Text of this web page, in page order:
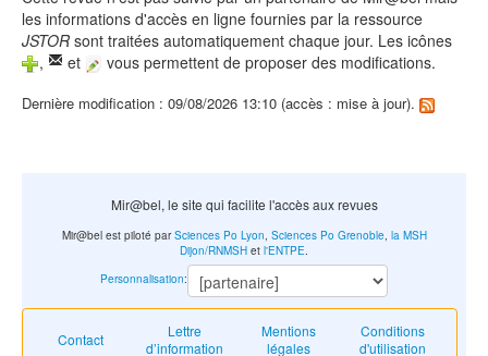
les informations d'accès en ligne fournies par la ressource
JSTOR sont traitées automatiquement chaque jour. Les icônes
,
et vous permettent de proposer des modifications.
Dernière modification : 09/08/2026 13:10 (accès : mise à jour).
Mir@bel, le site qui facilite l'accès aux revues
Contact
Lettre
d’information
Mentions
légales
Conditions
d'utilisation
Mir@bel est piloté parSciences Po Lyon, Sciences Po Grenoble, la MSH
Dijon/RNMSH et l'ENTPE.
Personnalisation: